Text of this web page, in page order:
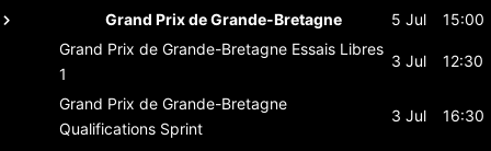
Grand Prix de Grande-Bretagne 5 Jul
15:00
Grand Prix de Grande-Bretagne Essais Libres
1
3 Jul 12:30
Grand Prix de Grande-Bretagne
Qualifications Sprint
3 Jul 16:30